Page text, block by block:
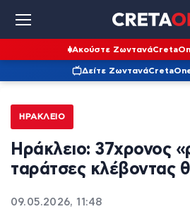
Ακούστε Ζωντανά
Δείτε Ζωντανά
ΗΡΆΚΛΕΙΟ
Ηράκλειο: 37χρονος
ταράτσες κλέβοντας
09.05.2026, 11:48